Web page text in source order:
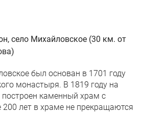
село Михайловское (30 км. от
был основан в 1701 году
монастыря. В 1819 году на
каменный храм с
200 лет в храме не прекращаются